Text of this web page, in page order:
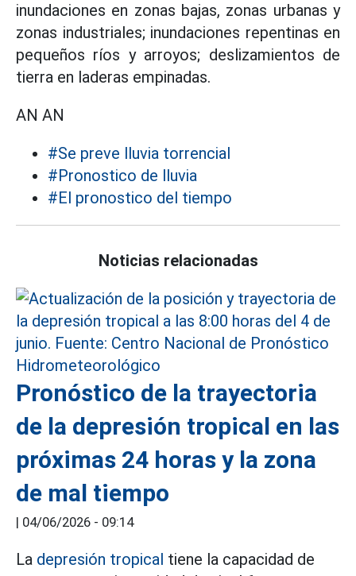
inundaciones en zonas bajas, zonas urbanas y
zonas industriales; inundaciones repentinas en
pequeños ríos y arroyos; deslizamientos de
tierra en laderas empinadas.
AN AN
#Se preve lluvia torrencial
#Pronostico de lluvia
#El pronostico del tiempo
Noticias relacionadas
Pronóstico de la trayectoria
de la depresión tropical en las
próximas 24 horas y la zona
de mal tiempo
| 04/06/2026 - 09:14
La depresión tropical tiene la capacidad de